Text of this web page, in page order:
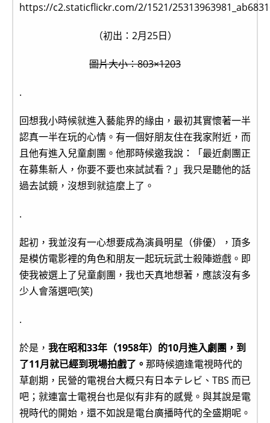
（初出：2月25日）
圖片大小：803×1203
.
回想我小時候就進入藝能界的緣由，最初其實懷著一半
認真一半在玩的心情。有一個好朋友住在我家附近，而
且他有進入兒童劇團。他那時候邀我說：「最近劇團正
在募集新人，你要不要也來試試看？」我只是聽他的話
過去試鏡，沒想到就這麼上了。
.
起初，我並沒有一心想要成為演員明星（俳優），頂多
是模仿電影裡的角色和朋友一起玩玩武士殺陣遊戲。即
使我被選上了兒童劇團，我也天真地想著，應該沒有多
少人會落選吧(笑)
.
於是， 我在昭和33年（1958年）的10月進入劇團，到
了11月就已經到現場拍戲了。 那時候適逢電視時代的
草創期，民營的電視台大概只有日本テレビ、TBS 而已
吧；就連富士電視台也是似有非有的感覺。與其說是電
視時代的開始，還不如說是電台廣播時代的全盛期呢。